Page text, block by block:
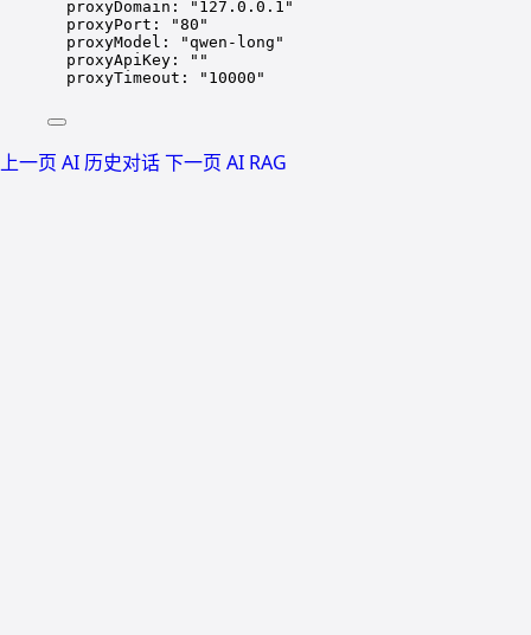
proxyDomain : " 127.0.0.1 "
proxyPort : "80 "
proxyModel : "qwen-long "
proxyApiKey :
""
proxyTimeout : " 10000 "
上一页 AI 历史对话下一页 AI RAG